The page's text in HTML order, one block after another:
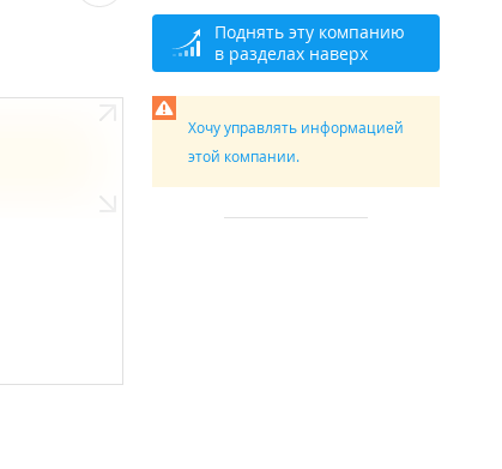
Поднять эту компанию
в разделах наверх
Хочу управлять информацией
этой компании.